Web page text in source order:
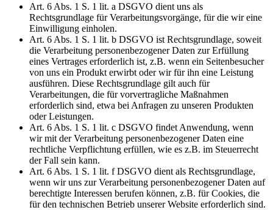
Art. 6 Abs. 1 S. 1 lit. a DSGVO dient uns als
Rechtsgrundlage für Verarbeitungsvorgänge, für die wir eine
Einwilligung einholen.
Art. 6 Abs. 1 S. 1 lit. b DSGVO ist Rechtsgrundlage, soweit
die Verarbeitung personenbezogener Daten zur Erfüllung
eines Vertrages erforderlich ist, z.B. wenn ein Seitenbesucher
von uns ein Produkt erwirbt oder wir für ihn eine Leistung
ausführen. Diese Rechtsgrundlage gilt auch für
Verarbeitungen, die für vorvertragliche Maßnahmen
erforderlich sind, etwa bei Anfragen zu unseren Produkten
oder Leistungen.
Art. 6 Abs. 1 S. 1 lit. c DSGVO findet Anwendung, wenn
wir mit der Verarbeitung personenbezogener Daten eine
rechtliche Verpflichtung erfüllen, wie es z.B. im Steuerrecht
der Fall sein kann.
Art. 6 Abs. 1 S. 1 lit. f DSGVO dient als Rechtsgrundlage,
wenn wir uns zur Verarbeitung personenbezogener Daten auf
berechtigte Interessen berufen können, z.B. für Cookies, die
für den technischen Betrieb unserer Website erforderlich sind.